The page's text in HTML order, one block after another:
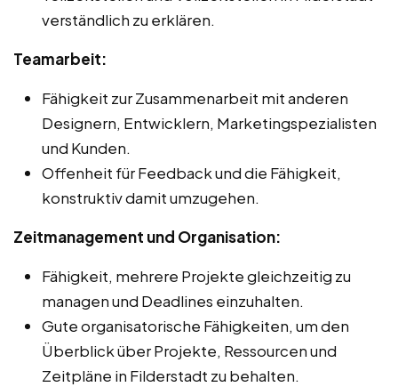
verständlich zu erklären.
Teamarbeit:
Fähigkeit zur Zusammenarbeit mit anderen
Designern, Entwicklern, Marketingspezialisten
und Kunden.
Offenheit für Feedback und die Fähigkeit,
konstruktiv damit umzugehen.
Zeitmanagement und Organisation:
Fähigkeit, mehrere Projekte gleichzeitig zu
managen und Deadlines einzuhalten.
Gute organisatorische Fähigkeiten, um den
Überblick über Projekte, Ressourcen und
Zeitpläne in Filderstadt zu behalten.